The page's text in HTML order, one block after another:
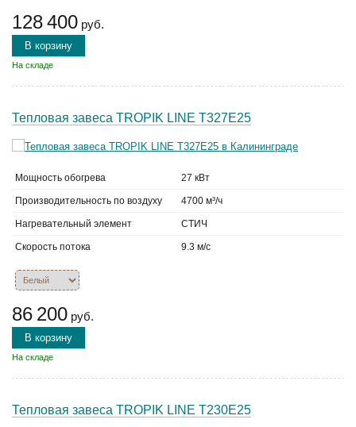
128 400 руб.
В корзину
На складе
Тепловая завеса TROPIK LINE Т327Е25
Мощность обогрева 27 кВт
Производительность по воздуху 4700 м³/ч
Нагревательный элемент СТИЧ
Скорость потока 9.3 м/с
86 200 руб.
В корзину
На складе
Тепловая завеса TROPIK LINE T230E25